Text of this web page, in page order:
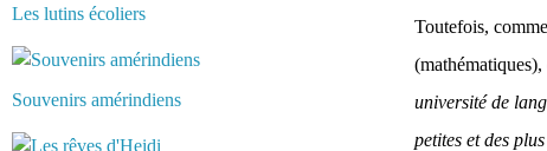
Les lutins écoliers
Souvenirs amérindiens
Toutefois,
université de
petites et des